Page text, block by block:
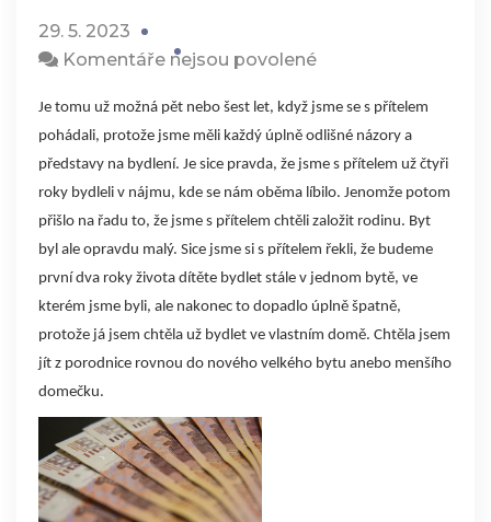
29. 5. 2023
Komentáře nejsou povolenéu
s
názvem
Peníze
a
hypotéka
Je tomu už možná pět nebo šest let, když jsme se s přítelem
pohádali, protože jsme měli každý úplně odlišné názory a
představy na bydlení. Je sice pravda, že jsme s přítelem už čtyři
roky bydleli v nájmu, kde se nám oběma líbilo. Jenomže potom
přišlo na řadu to, že jsme s přítelem chtěli založit rodinu. Byt
byl ale opravdu malý. Sice jsme si s přítelem řekli, že budeme
první dva roky života dítěte bydlet stále v jednom bytě, ve
kterém jsme byli, ale nakonec to dopadlo úplně špatně,
protože já jsem chtěla už bydlet ve vlastním domě. Chtěla jsem
jít z porodnice rovnou do nového velkého bytu anebo menšího
domečku.